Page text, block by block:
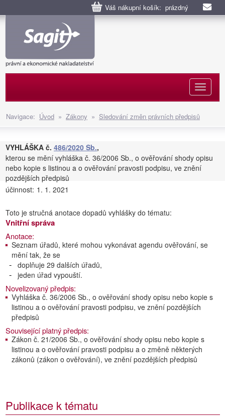
Váš nákupní košík: prázdný
Navigace: Úvod » Zákony » Sledování změn právních předpisů
VYHLÁŠKA č. 486/2020 Sb.,
kterou se mění vyhláška č. 36/2006 Sb., o ověřování shody opisu
nebo kopie s listinou a o ověřování pravosti podpisu, ve znění
pozdějších předpisů
účinnost: 1. 1. 2021
Toto je stručná anotace dopadů vyhlášky do tématu:
Vnitřní správa
Anotace:
Seznam úřadů, které mohou vykonávat agendu ověřování, se
mění tak, že se
doplňuje 29 dalších úřadů,
jeden úřad vypouští.
Novelizovaný předpis:
Vyhláška č. 36/2006 Sb., o ověřování shody opisu nebo kopie s
listinou a o ověřování pravosti podpisu, ve znění pozdějších
předpisů
Související platný předpis:
Zákon č. 21/2006 Sb., o ověřování shody opisu nebo kopie s
listinou a o ověřování pravosti podpisu a o změně některých
zákonů (zákon o ověřování), ve znění pozdějších předpisů
Publikace k tématu